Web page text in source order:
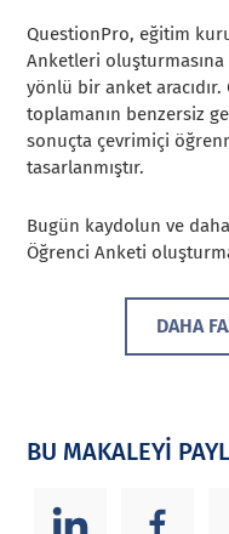
QuestionPro, eğitim
Anketleri oluşturmasına
yönlü bir anket
toplamanın benzersiz
sonuçta çevrimiçi
tasarlanmıştır.
Bugün kaydolun ve
Öğrenci Anketi
DAHA
BU MAKALEYİ